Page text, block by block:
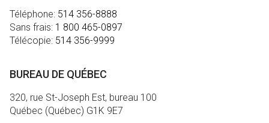
Téléphone: 514 356-8888
Sans frais: 1 800 465-0897
Télécopie: 514 356-9999
BUREAU DE QUÉBEC
320, rue St-Joseph Est, bureau 100
Québec (Québec) G1K 9E7